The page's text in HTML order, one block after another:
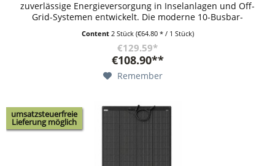
zuverlässige Energieversorgung in Inselanlagen und Off-
Grid-Systemen entwickelt. Die moderne 10-Busbar-
Content 2 Stück (€64.80 * / 1 Stück)
€129.59*
€108.90**
Remember
umsatzsteuerfreie
Lieferung möglich